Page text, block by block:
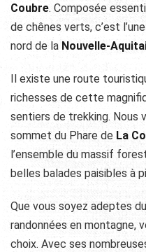
Coubre. Composée
de chênes verts, c’est
nord de la Nouvelle-
Il existe une route
richesses de cette
sentiers de trekking. Nous
sommet du Phare de La
l’ensemble du massif
belles balades paisibles à
Que vous soyez adeptes
randonnées en montagne,
choix. Avec ses